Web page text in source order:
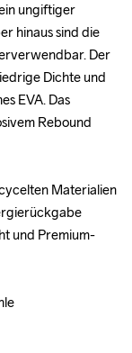
ungiftiger
hinaus sind die
Der
Dichte und
EVA. Das
Rebound
Materialien
und Premium-
ungiftiger
hinaus sind die
Der
Dichte und
EVA. Das
Rebound
Materialien
und Premium-